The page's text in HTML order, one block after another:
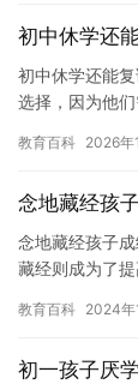
初中休学还
初中休学还能
选择，因为他
问题…
教育百科 2026年
念地藏经孩
念地藏经孩子
藏经则成为了
藏经…
教育百科 2024年
初一孩子厌